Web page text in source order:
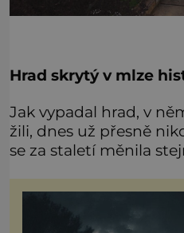
Hrad skrytý v mlze
Jak vypadal hrad, v
žili, dnes už přesně
se za staletí měnila